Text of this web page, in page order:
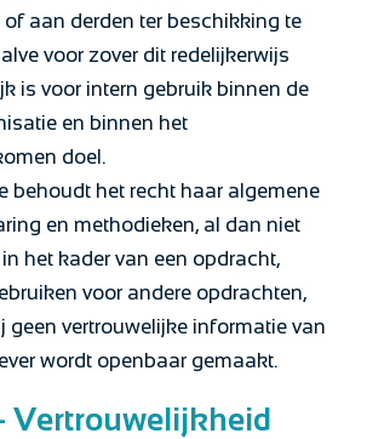
of aan derden ter beschikking te
voor zover dit redelijkerwijs
is voor intern gebruik binnen de
en binnen het
doel.
behoudt het recht haar algemene
en methodieken, al dan niet
het kader van een opdracht,
voor andere opdrachten,
geen vertrouwelijke informatie van
wordt openbaar gemaakt.